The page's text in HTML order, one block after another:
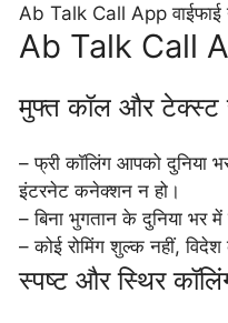
Ab Talk Call App
Ab Talk Call
मुफ्त कॉल और
– फ्री कॉलिंग आपको दुनिया
इंटरनेट कनेक्शन न हो।
– बिना भुगतान के दुनिया भर
– कोई रोमिंग शुल्क नहीं,
स्पष्ट और स्थिर